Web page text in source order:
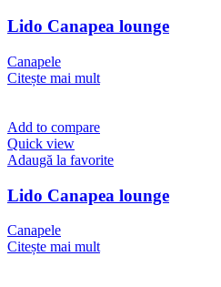
Lido Canapea lounge
Canapele
Citește mai mult
Add to compare
Quick view
Adaugă la favorite
Lido Canapea lounge
Canapele
Citește mai mult